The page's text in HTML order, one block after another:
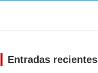
Entradas recientes